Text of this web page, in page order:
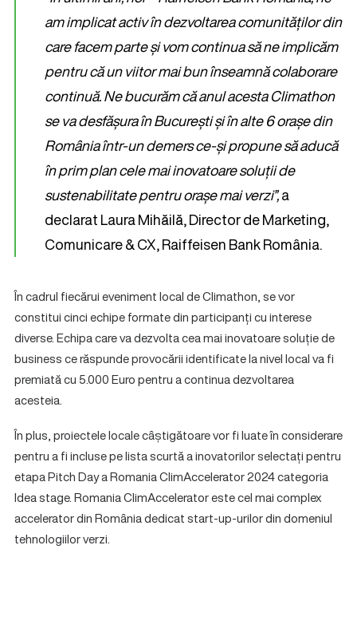
am implicat activ în dezvoltarea comunităților din
care facem parte și vom continua să ne implicăm
pentru că un viitor mai bun înseamnă colaborare
continuă. Ne bucurăm că anul acesta Climathon
se va desfășura în București și în alte 6 orașe din
România într-un demers ce-și propune să aducă
în prim plan cele mai inovatoare soluții de
sustenabilitate pentru orașe mai verzi”,a
declarat Laura Mihăilă, Director de Marketing,
Comunicare & CX, Raiffeisen Bank România.
În cadrul fiecărui eveniment local de Climathon, se vor
constitui cinci echipe formate din participanți cu interese
diverse. Echipa care va dezvolta cea mai inovatoare soluție de
business ce răspunde provocării identificate la nivel local va fi
premiată cu 5.000 Euro pentru a continua dezvoltarea
acesteia.
În plus, proiectele locale câștigătoare vor fi luate în considerare
pentru a fi incluse pe lista scurtă a inovatorilor selectați pentru
etapa Pitch Day a Romania ClimAccelerator 2024 categoria
Idea stage. Romania ClimAccelerator este cel mai complex
accelerator din România dedicat start-up-urilor din domeniul
tehnologiilor verzi.